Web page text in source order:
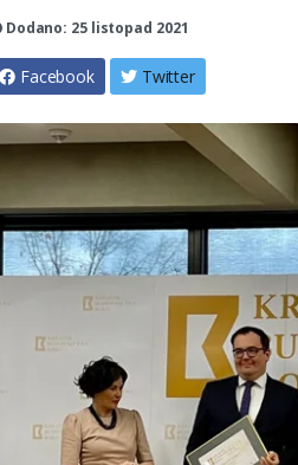
Dodano: 25 listopad 2021
Facebook Twitter